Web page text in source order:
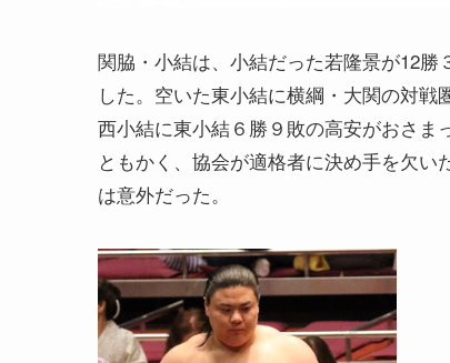
関脇・小結は、小結だった若隆景が12勝
した。空いた東小結に横綱・大関の対戦
西小結に東小結６勝９敗の高安がおさま
ともかく、協会が適格者に決め手を欠い
は意外だった。